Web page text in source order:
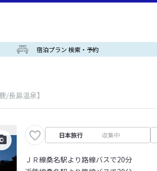
宿泊プラン 検索・予約
/長島温泉】
日本旅行 収集中
ＪＲ線桑名駅より路線バスで20分